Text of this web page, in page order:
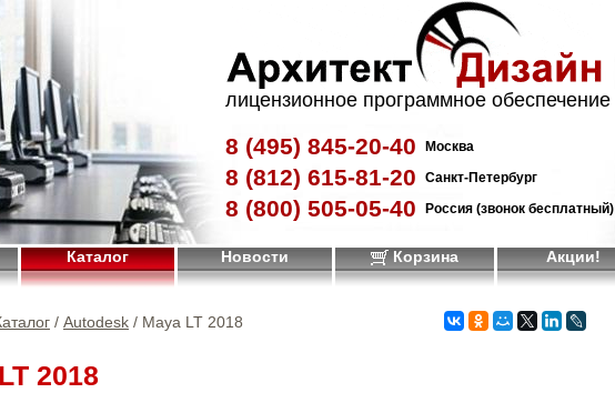
лицензионное программное обеспечение
8 (495) 845-20-40 Москва
8 (812) 615-81-20 Санкт-Петербург
8 (800) 505-05-40 Россия (звонок бесплатный)
Каталог Новости Корзина Акции!
/ Autodesk / Maya LT 2018
2018